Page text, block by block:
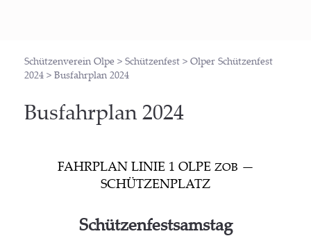
Schützenverein Olpe > Schützenfest > Olper Schützenfest
2024 > Busfahrplan 2024
Bus­fahr­plan 2024
FAHR­PLAN LINIE 1 OLPE ZOB —
SCHÜTZENPLATZ
Schüt­zen­fest­sams­tag